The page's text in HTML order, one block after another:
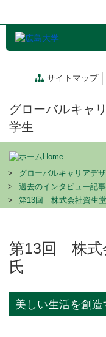
サイトマップ
グローバルキャ
学生
Home
グローバルキャリアデ
過去のインタビュー記事
第13回 株式会社資生
第13回 株式
氏
美しい生活を創